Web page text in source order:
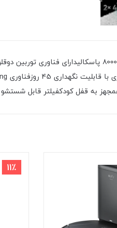
به قفل کودکفیلتر قابل شستشو
11٪